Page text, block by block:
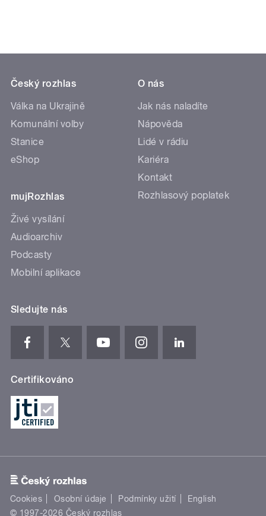
Český rozhlas
Válka na Ukrajině
Komunální volby
Stanice
eShop
mujRozhlas
Živé vysílání
Audioarchiv
Podcasty
Mobilní aplikace
O nás
Jak nás naladíte
Nápověda
Lidé v rádiu
Kariéra
Kontakt
Rozhlasový poplatek
Sledujte nás
Certifikováno
Cookies Osobní údaje Podmínky užití
English
© 1997-2026 Český rozhlas